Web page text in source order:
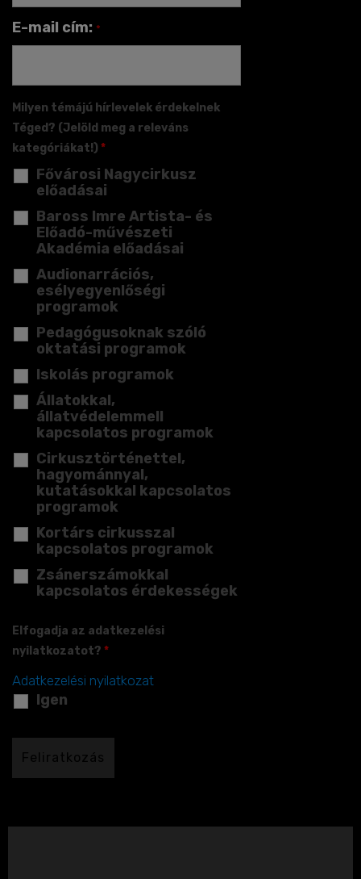
E-mail cím: *
Milyen témájú hírlevelek érdekelnek
Téged? (Jelöld meg a releváns
kategóriákat!) *
Fővárosi Nagycirkusz
előadásai
Baross Imre Artista- és
Előadó-művészeti
Akadémia előadásai
Audionarrációs,
esélyegyenlőségi
programok
Pedagógusoknak szóló
oktatási programok
Iskolás programok
Állatokkal,
állatvédelemmell
kapcsolatos programok
Cirkusztörténettel,
hagyománnyal,
kutatásokkal kapcsolatos
programok
Kortárs cirkusszal
kapcsolatos programok
Zsánerszámokkal
kapcsolatos érdekességek
Elfogadja az adatkezelési
nyilatkozatot? *
Igen
Adatkezelési nyilatkozat